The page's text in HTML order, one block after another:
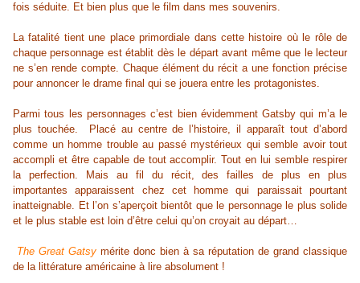
fois séduite. Et bien plus que le film dans mes souvenirs.
La fatalité tient une place primordiale dans cette histoire où le rôle de
chaque personnage est établit dès le départ avant même que le lecteur
ne s’en rende compte. Chaque élément du récit a une fonction précise
pour annoncer le drame final qui se jouera entre les protagonistes.
Parmi tous les personnages c’est bien évidemment Gatsby qui m’a le
plus touchée. Placé au centre de l’histoire, il apparaît tout d’abord
comme un homme trouble au passé mystérieux qui semble avoir tout
accompli et être capable de tout accomplir. Tout en lui semble respirer
la perfection. Mais au fil du récit, des failles de plus en plus
importantes apparaissent chez cet homme qui paraissait pourtant
inatteignable. Et l’on s’aperçoit bientôt que le personnage le plus solide
et le plus stable est loin d’être celui qu’on croyait au départ…
The Great Gatsy mérite donc bien à sa réputation de grand classique
de la littérature américaine à lire absolument !